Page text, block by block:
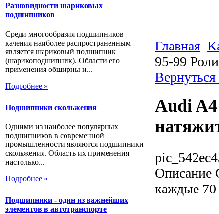
Разновидности шариковых
подшипников
Среди многообразия подшипников
качения наиболее распространенным
является шариковый подшипник
(шарикоподшипник). Области его
применения обширны и...
Подробнее »
Подшипники скольжения
Одними из наиболее популярных
подшипников в современной
промышленности являются подшипники
скольжения. Область их применения
настолько...
Подробнее »
Подшипники - один из важнейших
элементов в автотранспорте
Главная
95-99
Вернуться
Audi
Описание
каждые 70